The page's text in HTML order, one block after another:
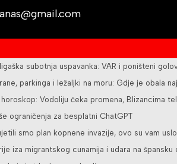
subotnja uspavanka: VAR i poništeni
parkinga i ležaljki na moru: Gdje je obala
horoskop: Vodoliju čeka promena, Blizancima
ograničenja za besplatni ChatGPT
smo plan kopnene invazije, ovo su vam
iza migrantskog cunamija i udara na špansku